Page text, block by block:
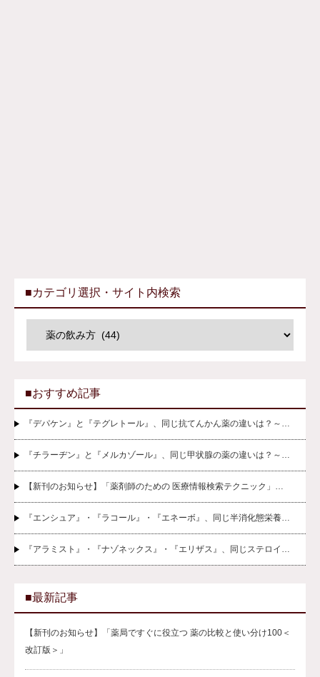
■カテゴリ選択・サイト内検索
■おすすめ記事
『デパケン』と『テグレトール』、同じ抗てんかん薬の違いは？～…
『チラーヂン』と『メルカゾール』、同じ甲状腺の薬の違いは？～…
【新刊のお知らせ】「薬剤師のための 医療情報検索テクニック」…
『エンシュア』・『ラコール』・『エネーボ』、同じ半消化態栄養…
『アラミスト』・『ナゾネックス』・『エリザス』、同じステロイ…
■最新記事
【新刊のお知らせ】「薬局ですぐに役立つ 薬の比較と使い分け100＜
改訂版＞」